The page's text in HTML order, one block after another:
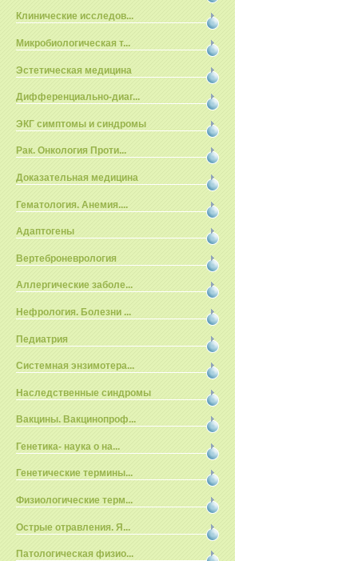
Клинические исследов...
Микробиологическая т...
Эстетическая медицина
Дифференциально-диаг...
ЭКГ симптомы и синдромы
Рак. Онкология Проти...
Доказательная медицина
Гематология. Анемия....
Адаптогены
Вертеброневрология
Аллергические заболе...
Нефрология. Болезни ...
Педиатрия
Системная энзимотера...
Наследственные синдромы
Вакцины. Вакцинопроф...
Генетика- наука о на...
Генетические термины...
Физиологические терм...
Острые отравления. Я...
Патологическая физио...